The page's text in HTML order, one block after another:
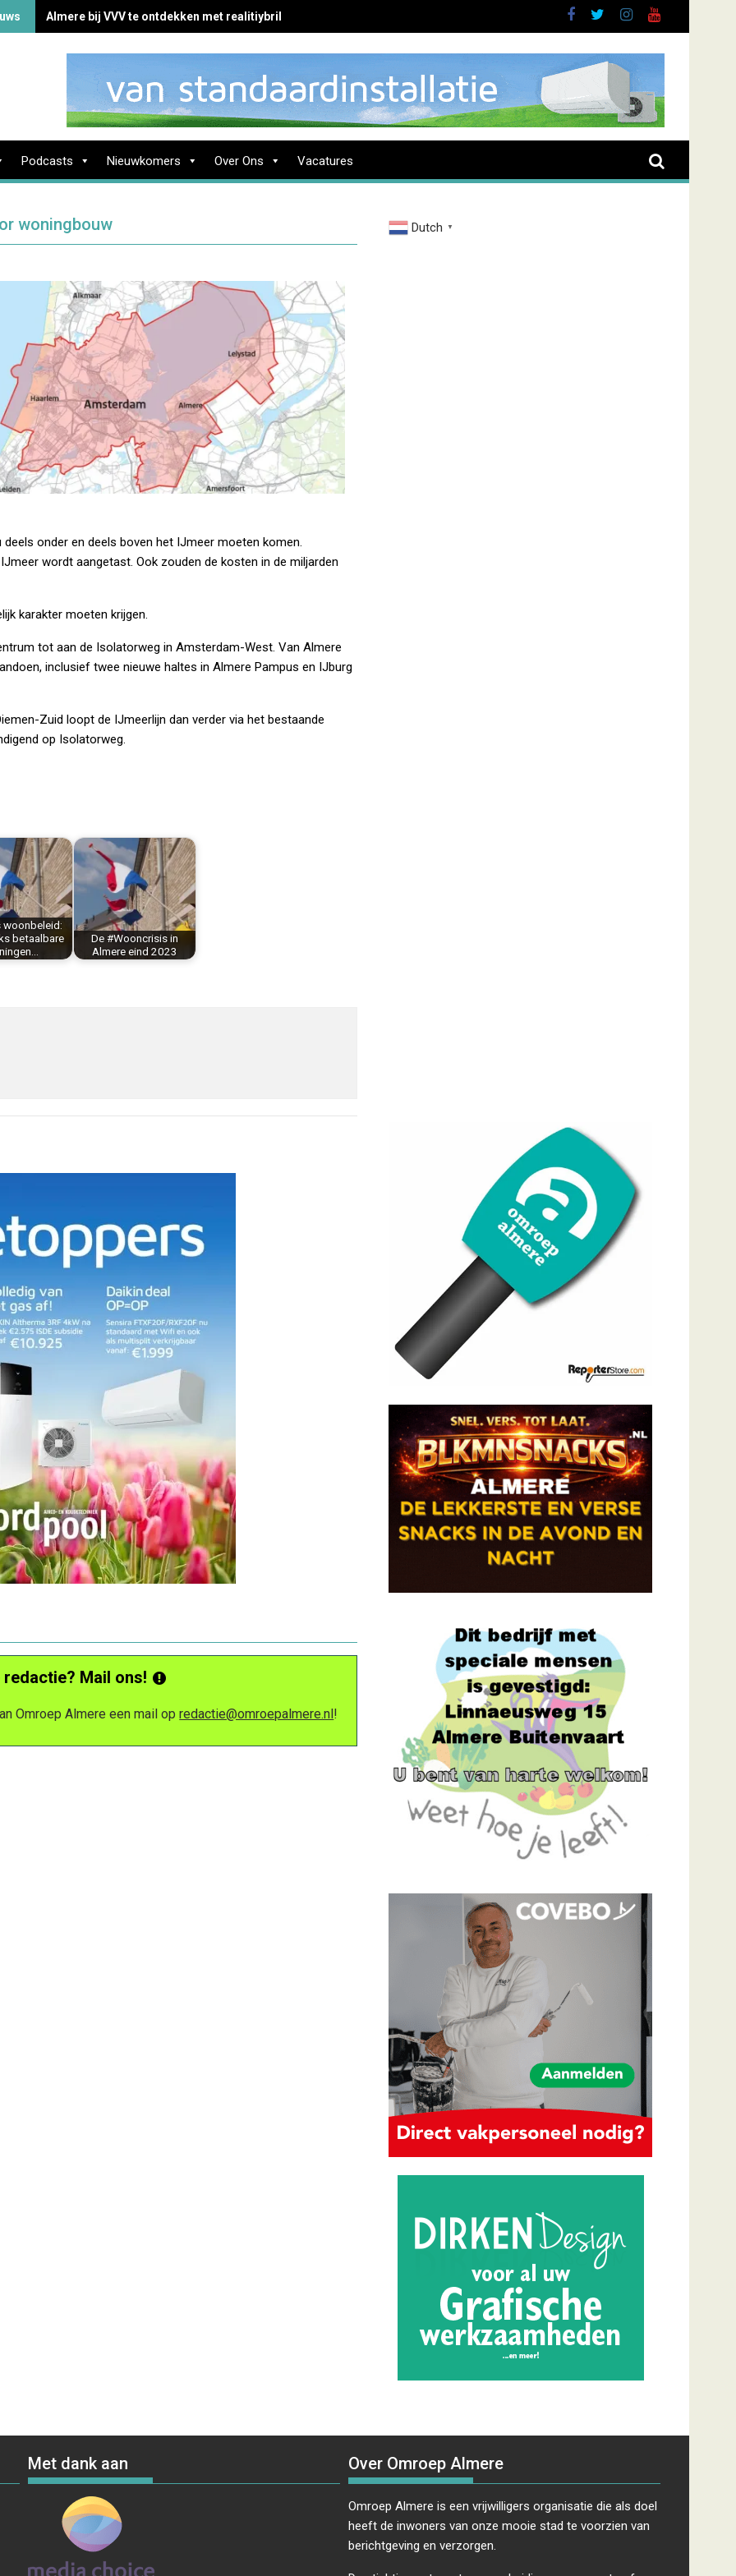
Almere bij VVV te ontdekken met realitiybril
Podcasts Nieuwkomers Over Ons Vacatures
woningbouw
onder en deels boven het IJmeer moeten komen.
wordt aangetast. Ook zouden de kosten in de miljarden
karakter moeten krijgen.
tot aan de Isolatorweg in Amsterdam-West. Van Almere
inclusief twee nieuwe haltes in Almere Pampus en IJburg
Zuid loopt de IJmeerlijn dan verder via het bestaande
op Isolatorweg.
woonbeleid:
betaalbare
De #Wooncrisis in
Almere eind 2023
Mail ons!
Omroep Almere een mail opredactie@omroepalmere.nl!
Dutch ▼
Met dank aan Over Omroep Almere
Omroep Almere is een vrijwilligers organisatie die als doel
heeft de inwoners van onze mooie stad te voorzien van
berichtgeving en verzorgen.